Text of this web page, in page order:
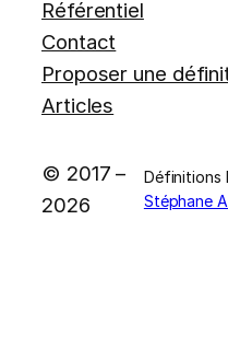
Référentiel
Contact
Proposer une
Articles
© 2017 –
2026
Stéphane